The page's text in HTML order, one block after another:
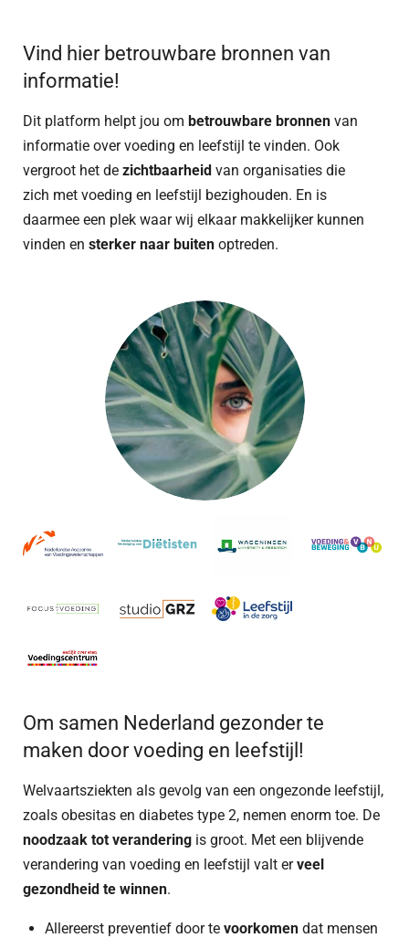
Vind hier betrouwbare bronnen van
informatie!
Dit platform helpt jou om betrouwbare bronnen van
informatie over voeding en leefstijl te vinden. Ook
vergroot het de zichtbaarheid van organisaties die
zich met voeding en leefstijl bezighouden. En is
daarmee een plek waar wij elkaar makkelijker kunnen
vinden en sterker naar buiten optreden.
Om samen Nederland gezonder te
maken door voeding en leefstijl!
Welvaartsziekten als gevolg van een ongezonde leefstijl,
zoals obesitas en diabetes type 2, nemen enorm toe. De
noodzaak tot verandering is groot. Met een blijvende
verandering van voeding en leefstijl valt erveel
gezondheid te winnen.
Allereerst preventief door te voorkomen dat mensen